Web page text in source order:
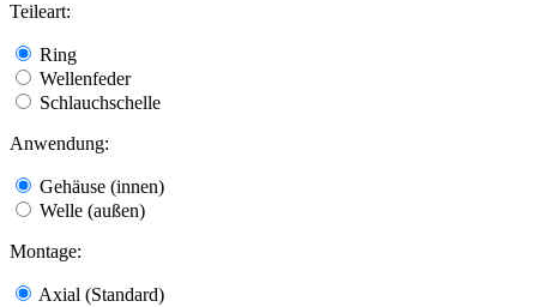
Teileart:
Ring
Wellenfeder
Schlauchschelle
Anwendung:
Gehäuse (innen)
Welle (außen)
Montage:
Axial (Standard)